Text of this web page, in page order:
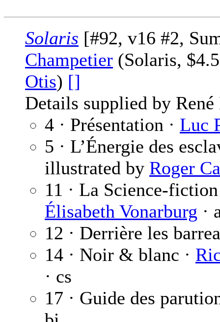
Solaris [#92, v16 #2,
Champetier (Solaris,
Otis) []
Details supplied by
4 · Présentation · Luc
5 · L’Énergie des
illustrated by Roger
11 · La Science-
Élisabeth Vonarburg ·
12 · Derrière les
14 · Noir & blanc ·
· cs
17 · Guide des